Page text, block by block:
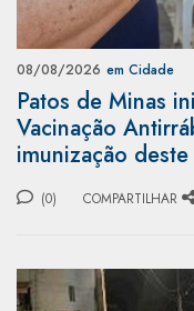
08/08/2026 em Cidade
Patos de Minas
Vacinação
imunização
(0) COMPARTILHAR